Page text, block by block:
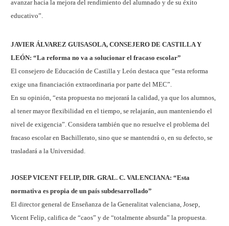
avanzar hacia la mejora del rendimiento del alumnado y de su éxito
educativo”.
JAVIER ÁLVAREZ GUISASOLA, CONSEJERO DE CASTILLA Y
LEÓN: “La reforma no va a solucionar el fracaso escolar”
El consejero de Educación de Castilla y León destaca que “esta reforma
exige una financiación extraordinaria por parte del MEC”.
En su opinión, “esta propuesta no mejorará la calidad, ya que los alumnos,
al tener mayor flexibilidad en el tiempo, se relajarán, aun manteniendo el
nivel de exigencia”. Considera también que no resuelve el problema del
fracaso escolar en Bachillerato, sino que se mantendrá o, en su defecto, se
trasladará a la Universidad.
JOSEP VICENT FELIP, DIR. GRAL. C. VALENCIANA: “Esta
normativa es propia de un país subdesarrollado”
El director general de Enseñanza de la Generalitat valenciana, Josep,
Vicent Felip, califica de “caos” y de “totalmente absurda” la propuesta.